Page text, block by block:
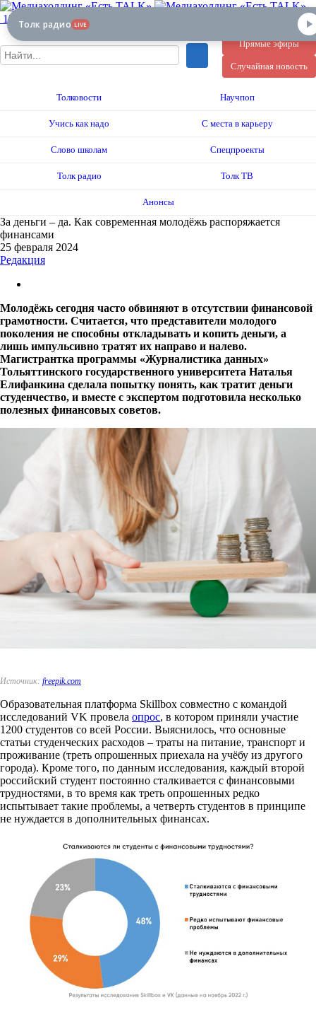
12+
Прямые эфиры
Случайная новость
Толковости Научпоп
Учись как надо С места в карьеру
Слово школам Спецпроекты
Толк радио Толк ТВ
Анонсы
За деньги – да. Как современная молодёжь распоряжается
финансами
25 февраля 2024
Редакция
Молодёжь сегодня часто обвиняют в отсутствии финансовой
грамотности. Считается, что представители молодого
поколения не способны откладывать и копить деньги, а
лишь импульсивно тратят их направо и налево.
Магистрантка программы «Журналистика данных»
Тольяттинского государственного университета Наталья
Елифанкина сделала попытку понять, как тратит деньги
студенчество, и вместе с экспертом подготовила несколько
полезных финансовых советов.
Источник: freepik.com
Образовательная платформа Skillbox совместно с командой
исследований VK провела опрос, в котором приняли участие
1200 студентов со всей России. Выяснилось, что основные
статьи студенческих расходов – траты на питание, транспорт и
проживание (треть опрошенных приехала на учёбу из другого
города). Кроме того, по данным исследования, каждый второй
российский студент постоянно сталкивается с финансовыми
трудностями, в то время как треть опрошенных редко
испытывает такие проблемы, а четверть студентов в принципе
не нуждается в дополнительных финансах.
Толк радио LIVE